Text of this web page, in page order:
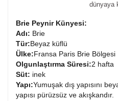
dünyaya
Brie Peynir Künyesi:
Adı: Brie
Tür: Beyaz küflü
Ülke: Fransa Paris Brie Bölgesi
Olgunlaştırma Süresi:2 hafta
Süt: inek
Yapı:Yumuşak dış yapısını
yapısı pürüzsüz ve akışkandır.